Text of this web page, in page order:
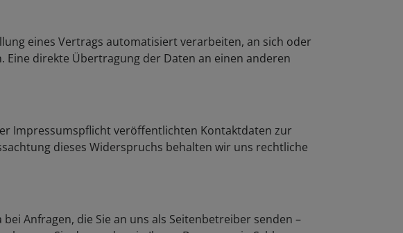
eines Vertrags automatisiert verarbeiten, an sich oder
direkte Übertragung der Daten an einen anderen
Impressumspflicht veröffentlichten Kontaktdaten zur
dieses Widerspruchs behalten wir uns rechtliche
Anfragen, die Sie an uns als Seitenbetreiber senden –